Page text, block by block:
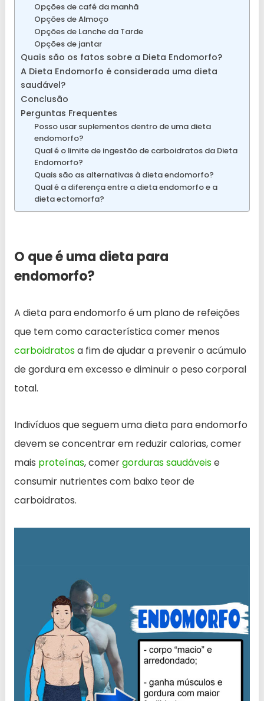
Opções de café da manhã
Opções de Almoço
Opções de Lanche da Tarde
Opções de jantar
Quais são os fatos sobre a Dieta Endomorfo?
A Dieta Endomorfo é considerada uma dieta
saudável?
Conclusão
Perguntas Frequentes
Posso usar suplementos dentro de uma dieta
endomorfo?
Qual é o limite de ingestão de carboidratos da Dieta
Endomorfo?
Quais são as alternativas à dieta endomorfo?
Qual é a diferença entre a dieta endomorfo e a
dieta ectomorfa?
O que é uma dieta para
endomorfo?
A dieta para endomorfo é um plano de refeições
que tem como característica comer menos
carboidratosa fim de ajudar a prevenir o acúmulo
de gordura em excesso e diminuir o peso corporal
total.
Indivíduos que seguem uma dieta para endomorfo
devem se concentrar em reduzir calorias, comer
mais proteínas, comergorduras saudáveise
consumir nutrientes com baixo teor de
carboidratos.